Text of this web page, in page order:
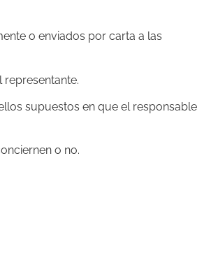
o enviados por carta a las
supuestos en que el responsable
o no.